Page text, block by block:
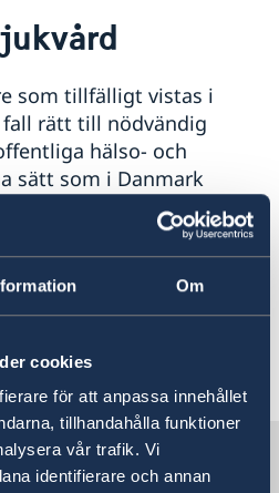
Om
cookies
för att anpassa innehållet
tillhandahålla funktioner
vår trafik. Vi
identifierare och annan
pass och
födda i Danmark
säkerhet
företag
som tillfälligt vistas i
rätt till nödvändig
hälso- och
sätt som i Danmark
måste kunna styrka att du
till exempel genom att
ditt
i Danmark är 112.
2026, 09.54